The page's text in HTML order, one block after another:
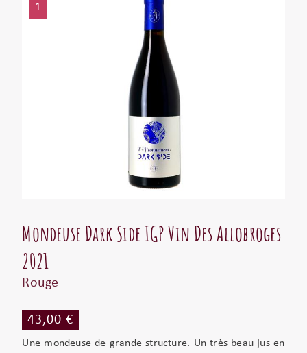
1
Mondeuse Dark Side IGP Vin Des Allobroges
2021
Rouge
43,00 €
Une mondeuse de grande structure. Un très beau jus en